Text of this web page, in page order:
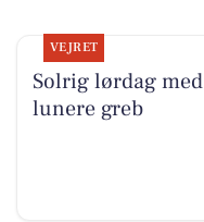
VEJRET
Solrig lørdag med
lunere greb